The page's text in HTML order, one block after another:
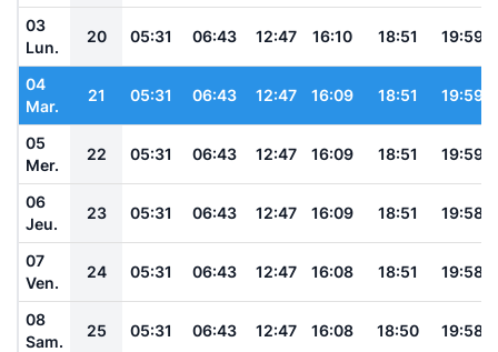
03
Lun.
20 05:31 06:43 12:47 16:10 18:51 19:59
04
Mar.
21 05:31 06:43 12:47 16:09 18:51 19:59
05
Mer.
22 05:31 06:43 12:47 16:09 18:51 19:59
06
Jeu.
23 05:31 06:43 12:47 16:09 18:51 19:58
07
Ven.
24 05:31 06:43 12:47 16:08 18:51 19:58
08
Sam.
25 05:31 06:43 12:47 16:08 18:50 19:58